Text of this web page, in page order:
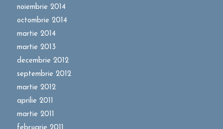
noiembrie 2014
octombrie 2014
martie 2014
martie 2013
decembrie 2012
septembrie 2012
martie 2012
aprilie 2011
martie 2011